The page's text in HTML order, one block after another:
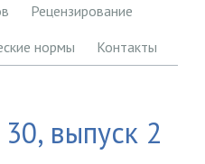
Рецензирование
нормы Контакты
выпуск 2